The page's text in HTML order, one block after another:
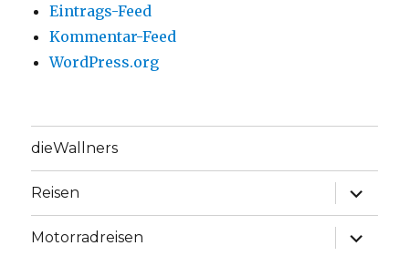
Eintrags-Feed
Kommentar-Feed
WordPress.org
dieWallners
Reisen
Motorradreisen